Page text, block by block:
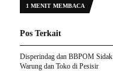
1 MENIT MEMBACA
Pos Terkait
Disperindag dan BBPOM Sidak
Warung dan Toko di Pesisir